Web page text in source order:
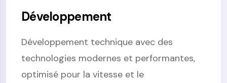
Développement
Développement technique avec des
technologies modernes et performantes,
optimisé pour la vitesse et le